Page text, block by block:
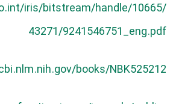
iris/bitstream/handle/10665/
43271/9241546751_eng.pdf
books/NBK525212